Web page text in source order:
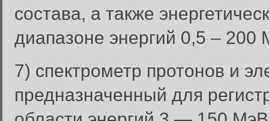
состава, а также
диапазоне энергий 0,5 –
7) спектрометр протонов и
предназначенный для